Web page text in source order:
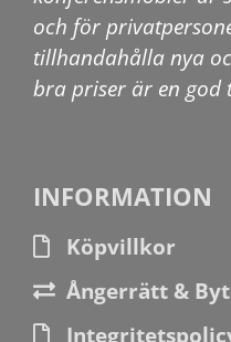
och för
tillhandahålla nya
bra priser är en god
INFORMATION
Köpvillkor
Ångerrätt &